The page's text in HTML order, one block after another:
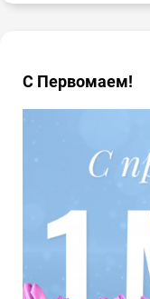
С Первомаем!